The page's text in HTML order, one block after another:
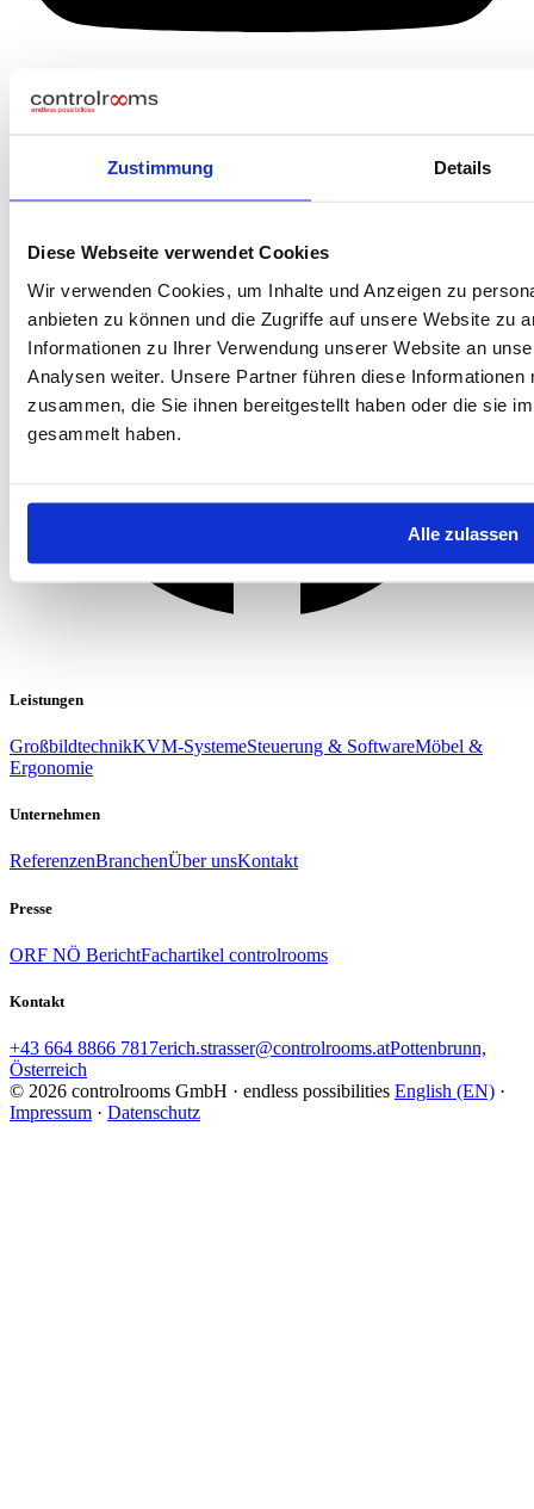
Zustimmung Details
Diese Webseite verwendet Cookies
Wir verwenden Cookies, um Inhalte und Anzeigen zu
anbieten zu können und die Zugriffe auf unsere Website zu
Informationen zu Ihrer Verwendung unserer Website an
Analysen weiter. Unsere Partner führen diese
zusammen, die Sie ihnen bereitgestellt haben oder die sie
gesammelt haben.
Alle zulassen
Leistungen
GroßbildtechnikKVM-SystemeSteuerung & SoftwareMöbel &
Ergonomie
Unternehmen
ReferenzenBranchenÜber unsKontakt
Presse
ORF NÖ BerichtFachartikel controlrooms
Kontakt
+43 664 8866 7817erich.strasser@controlrooms.atPottenbrunn,
Österreich
© 2026 controlrooms GmbH · endless possibilities English (EN) ·
Impressum · Datenschutz